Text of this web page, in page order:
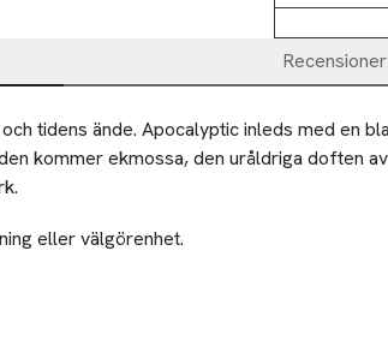
Recensioner
tidens ände. Apocalyptic inleds med en
kommer ekmossa, den uråldriga doften
eller välgörenhet.